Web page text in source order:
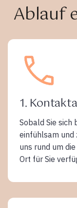
Ablauf
1.
Sobald Sie sich
einfühlsam und
uns rund um
Ort für Sie